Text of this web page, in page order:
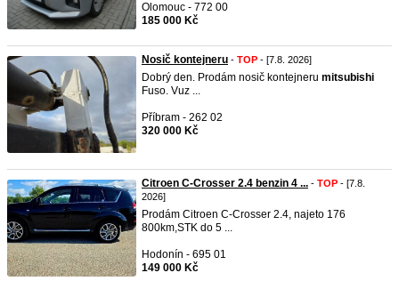
Olomouc - 772 00
185 000 Kč
Nosič kontejneru - TOP - [7.8. 2026]
Dobrý den. Prodám nosič kontejneru mitsubishi
Fuso. Vuz ...
Příbram - 262 02
320 000 Kč
Citroen C-Crosser 2.4 benzin 4 ... - TOP - [7.8.
2026]
Prodám Citroen C-Crosser 2.4, najeto 176
800km,STK do 5 ...
Hodonín - 695 01
149 000 Kč